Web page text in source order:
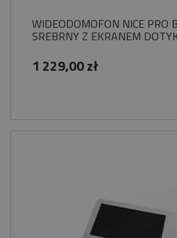
WIDEODOMOFON NICE PRO
SREBRNY Z EKRANEM
1 229,00 zł